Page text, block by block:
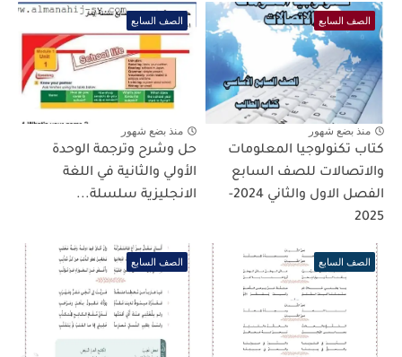
الصف السابع
منذ بضع شهور
كتاب تكنولوجيا المعلومات
والاتصالات للصف السابع
الفصل الاول والثاني 2024-
2025
الصف السابع
منذ بضع شهور
حل وشرح وترجمة الوحدة
الأولي والثانية في اللغة
الانجليزية سلسلة...
الصف السابع الصف السابع